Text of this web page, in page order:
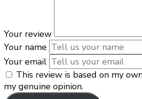
Your review
Your name
Your email
This review is based on my
my genuine opinion.